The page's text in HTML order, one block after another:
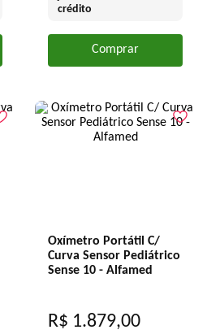
crédito
Comprar
Oxímetro Portátil C/
Curva Sensor Pediátrico
Sense 10 - Alfamed
R$ 1.879,00